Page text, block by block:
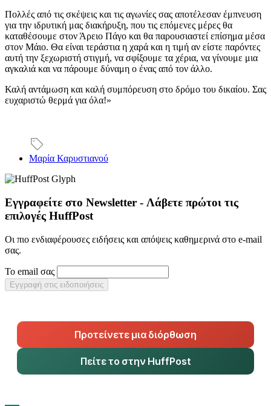
Πολλές από τις σκέψεις και τις αγωνίες σας αποτέλεσαν έμπνευση
για την ιδρυτική μας διακήρυξη, που τις επόμενες μέρες θα
καταθέσουμε στον Άρειο Πάγο και θα παρουσιαστεί επίσημα μέσα
στον Μάιο. Θα είναι τεράστια η χαρά και η τιμή αν είστε παρόντες
αυτή την ξεχωριστή στιγμή, να σφίξουμε τα χέρια, να γίνουμε μια
αγκαλιά και να πάρουμε δύναμη ο ένας από τον άλλο.
Καλή αντάμωση και καλή συμπόρευση στο δρόμο του δικαίου. Σας
ευχαριστώ θερμά για όλα!»
Μαρία Καρυστιανού
Εγγραφείτε στο Newsletter - Λάβετε πρώτοι τις
επιλογές HuffPost
Οι πιο ενδιαφέρουσες ειδήσεις και απόψεις καθημερινά στο e-mail
σας.
Το email σας
Εγγραφή στις ειδοποιήσεις
Προτείνετε μια διόρθωση
Πείτε το στην HuffPost